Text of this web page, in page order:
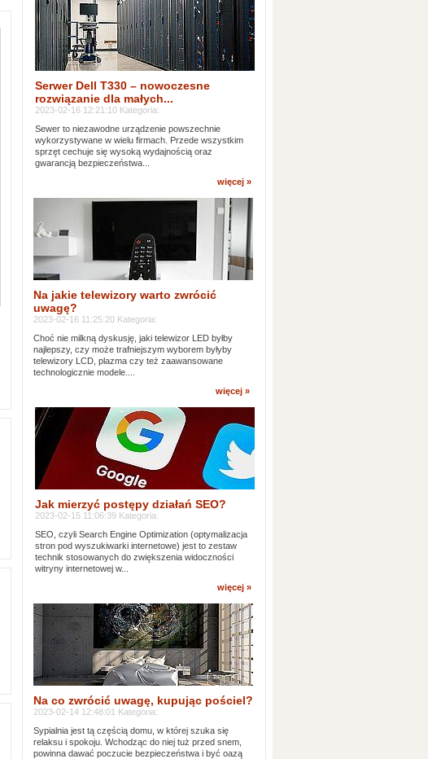
Serwer Dell T330 – nowoczesne
rozwiązanie dla małych...
2023-02-16 12:21:10 Kategoria:
Sewer to niezawodne urządzenie powszechnie
wykorzystywane w wielu firmach. Przede wszystkim
sprzęt cechuje się wysoką wydajnością oraz
gwarancją bezpieczeństwa...
więcej »
Na jakie telewizory warto zwrócić
uwagę?
2023-02-16 11:25:20 Kategoria:
Choć nie milkną dyskusję, jaki telewizor LED byłby
najlepszy, czy może trafniejszym wyborem byłyby
telewizory LCD, plazma czy też zaawansowane
technologicznie modele....
więcej »
Jak mierzyć postępy działań SEO?
2023-02-15 11:06:39 Kategoria:
SEO, czyli Search Engine Optimization (optymalizacja
stron pod wyszukiwarki internetowe) jest to zestaw
technik stosowanych do zwiększenia widoczności
witryny internetowej w...
więcej »
Na co zwrócić uwagę, kupując pościel?
2023-02-14 12:48:01 Kategoria:
Sypialnia jest tą częścią domu, w której szuka się
relaksu i spokoju. Wchodząc do niej tuż przed snem,
powinna dawać poczucie bezpieczeństwa i być oazą